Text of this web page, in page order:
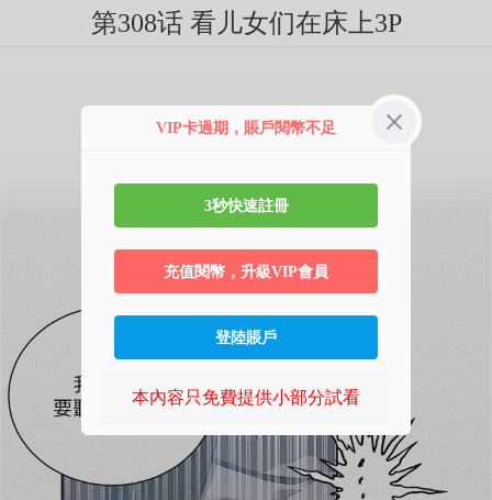
第308话 看儿女们在床上3P
VIP卡過期，賬戶閱幣不足
3秒快速註冊
充值閱幣，升級VIP會員
登陸賬戶
本內容只免費提供小部分試看